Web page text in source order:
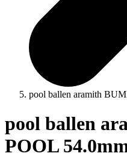
pool ballen aramith
pool ballen
POOL